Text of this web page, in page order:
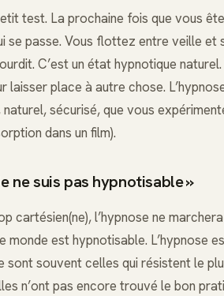
test. La prochaine fois que vous
passe. Vous flottez entre veille et
C’est un état hypnotique
place à autre chose.
sécurisé, que vous
dans un film).
ne suis pas hypnotisable »
cartésien(ne), l’hypnose ne
monde est hypnotisable. L’hypnose
sont souvent celles qui résistent le
n’ont pas encore trouvé le bon